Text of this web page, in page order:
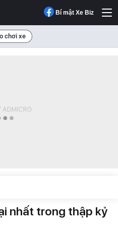
Bí mật Xe Biz
chơi xe
nhất trong thập kỷ